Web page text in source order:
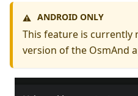
⚠️ ANDROID ONLY
This feature is currently
version of the OsmAnd